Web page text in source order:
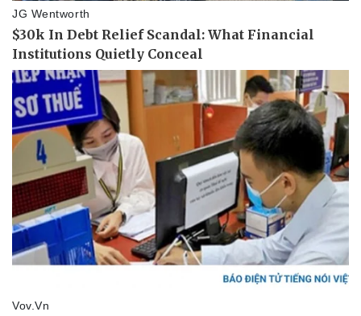
Thể thao
Bóng đá
Lịch thi đấu bóng đá
Thế giới thể thao
eSports
Hậu trường
Ô tô - Xe máy
Xe máy
Tư vấn